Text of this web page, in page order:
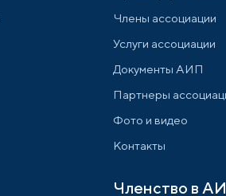
Члены ассоциации
Услуги ассоциации
Документы АИП
Партнеры
Фото и видео
Контакты
Членство в